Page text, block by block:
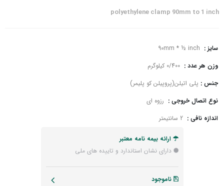
polyethylene clamp 90mm to 1 inch
سایز :
وزن هر عدد :
جنس : پلی اتیلن(پروپیلن کو پلیمر)
نوع اتصال خروجی : رزوه ای
اندازه نافی :
ارائه بیمه نامه معتبر
دارای نشان استاندارد و تاییده های ملی
ناموجود